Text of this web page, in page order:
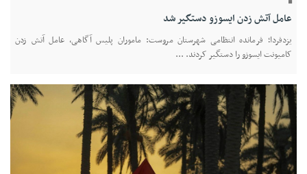
عامل آتش زدن ایسوزو دستگیر شد
یزدفردا؛ فرمانده انتظامی شهرستان مروست: ماموران پلیس آگاهی، عامل آتش زدن
کامیونت ایسوزو را دستگیر کردند. ...